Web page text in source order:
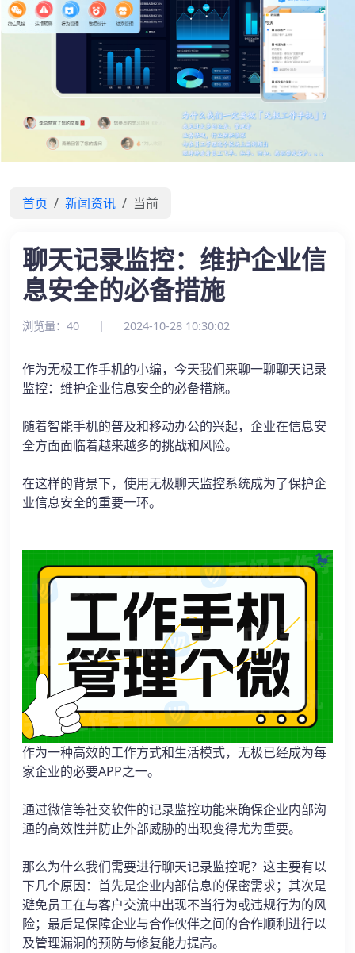
首页 新闻资讯 当前
聊天记录监控：维护企业信
息安全的必备措施
浏览量：40 | 2024-10-28 10:30:02
作为无极工作手机的小编，今天我们来聊一聊聊天记录
监控：维护企业信息安全的必备措施。
随着智能手机的普及和移动办公的兴起，企业在信息安
全方面面临着越来越多的挑战和风险。
在这样的背景下，使用无极聊天监控系统成为了保护企
业信息安全的重要一环。
作为一种高效的工作方式和生活模式，无极已经成为每
家企业的必要APP之一。
通过微信等社交软件的记录监控功能来确保企业内部沟
通的高效性并防止外部威胁的出现变得尤为重要。
那么为什么我们需要进行聊天记录监控呢？这主要有以
下几个原因：首先是企业内部信息的保密需求；其次是
避免员工在与客户交流中出现不当行为或违规行为的风
险；最后是保障企业与合作伙伴之间的合作顺利进行以
及管理漏洞的预防与修复能力提高。